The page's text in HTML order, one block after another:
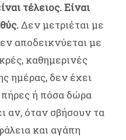
τέλειος. Είναι
Δεν μετριέται με
αποδεικνύεται με
καθημερινές
ημέρας, δεν έχει
ή πόσα δώρα
αν, όταν σβήσουν τα
και αγάπη